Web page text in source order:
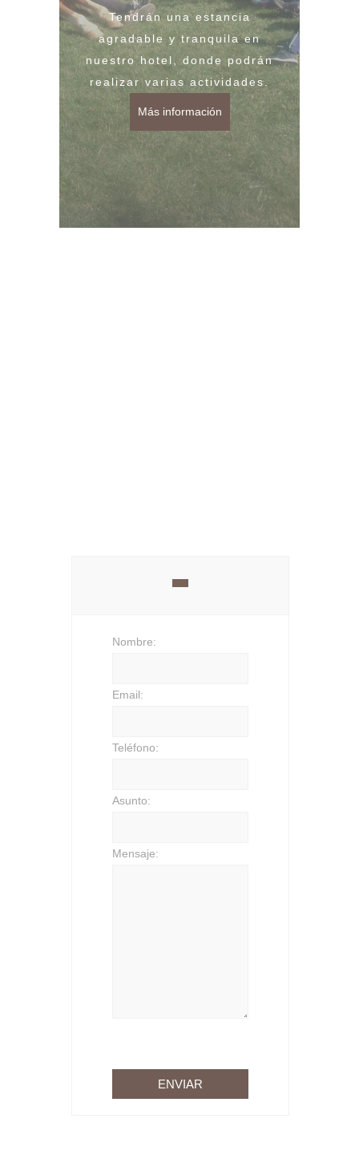
Tendrán una estancia
agradable y tranquila en
nuestro hotel, donde podrán
realizar varias actividades.
Más información
Nombre:
Email:
Teléfono:
Asunto:
Mensaje: